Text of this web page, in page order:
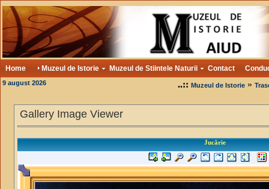
Home Muzeul de Istorie Muzeul de Stiintele Naturii Contact
9 august 2026 ..:: Muzeul de Istorie»
Gallery Image Viewer
Jucărie